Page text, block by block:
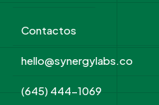
Contactos
hello@synergylabs.co
(645) 444-1069